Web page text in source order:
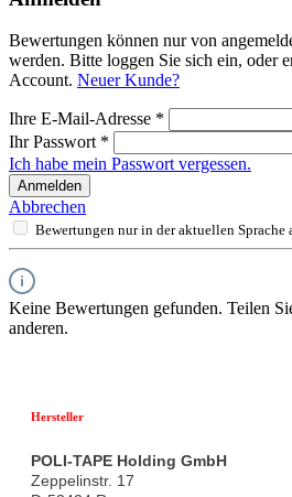
Bewertungen können nur von
werden. Bitte loggen Sie sich ein, oder
Account. Neuer Kunde?
Ihre E-Mail-Adresse *
Ihr Passwort *
Ich habe mein Passwort vergessen.
Anmelden
Abbrechen
Bewertungen nur in der aktuellen Sprache
Keine Bewertungen gefunden. Teilen
anderen.
Hersteller
POLI-TAPE Holding GmbH
Zeppelinstr. 17